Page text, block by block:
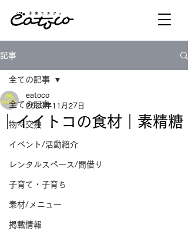
記事
全ての記事
物々交換
イベント/活動紹介
レンタルスペース/間借り
子育て・子育ち
素材/メニュー
掲載情報
全ての記事
｜イイトコの食材｜素精糖
eatoco
2020年11月27日